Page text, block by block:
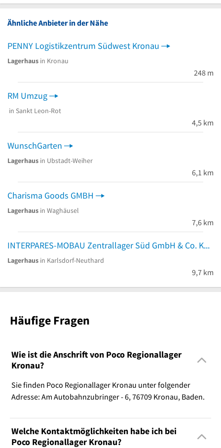
Ähnliche Anbieter in der Nähe
PENNY Logistikzentrum Südwest Kronau
Lagerhaus in Kronau
248 m
RM Umzug
in Sankt Leon-Rot
4,5 km
WunschGarten
Lagerhaus in Ubstadt-Weiher
6,1 km
Charisma Goods GMBH
Lagerhaus in Waghäusel
7,6 km
INTERPARES-MOBAU Zentrallager Süd GmbH & Co. KG
Lagerhaus in Karlsdorf-Neuthard
9,7 km
Häufige Fragen
Wie ist die Anschrift von Poco Regionallager
Kronau?
Sie finden Poco Regionallager Kronau unter folgender
Adresse: Am Autobahnzubringer - 6, 76709 Kronau, Baden.
Welche Kontaktmöglichkeiten habe ich bei
Poco Regionallager Kronau?